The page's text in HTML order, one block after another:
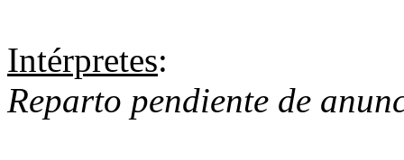
Intérpretes:
Reparto pendiente de